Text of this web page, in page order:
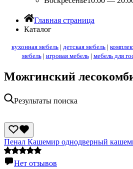
Главная страница
Каталог
кухонная мебель | детская мебель |
мебель| игровая мебель| мебель для
Можгинский
Результаты поиска
Пенал Кашемир однодверный
Нет отзывов